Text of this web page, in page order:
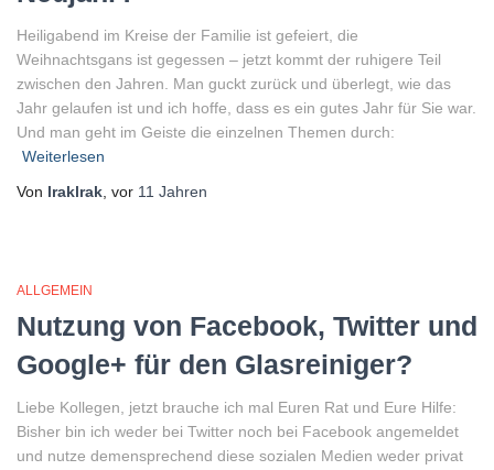
Heiligabend im Kreise der Familie ist gefeiert, die
Weihnachtsgans ist gegessen – jetzt kommt der ruhigere Teil
zwischen den Jahren. Man guckt zurück und überlegt, wie das
Jahr gelaufen ist und ich hoffe, dass es ein gutes Jahr für Sie war.
Und man geht im Geiste die einzelnen Themen durch:
Weiterlesen
Von lraklrak , vor 11 Jahren
ALLGEMEIN
Nutzung von Facebook, Twitter und
Google+ für den Glasreiniger?
Liebe Kollegen, jetzt brauche ich mal Euren Rat und Eure Hilfe:
Bisher bin ich weder bei Twitter noch bei Facebook angemeldet
und nutze demensprechend diese sozialen Medien weder privat